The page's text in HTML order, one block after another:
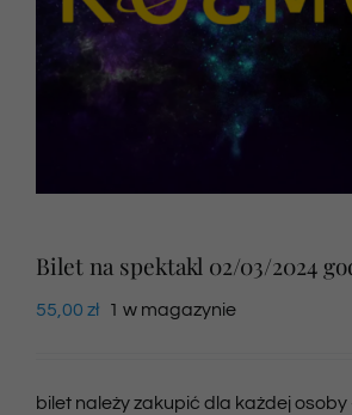
Newsletter
Bilet na spektakl 02/03/2024
55,00 zł 1 w magazynie
bilet należy zakupić dla każdej osoby